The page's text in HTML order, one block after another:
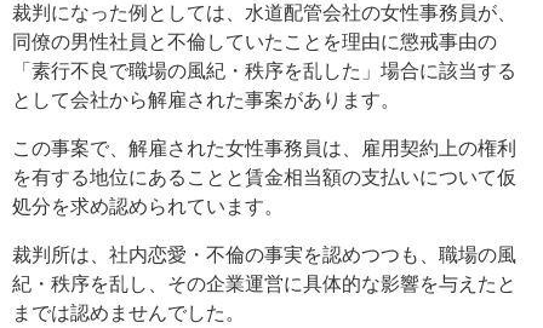
裁判になった例としては、水道配管会社の女性事務員が、
同僚の男性社員と不倫していたことを理由に懲戒事由の
「素行不良で職場の風紀・秩序を乱した」場合に該当する
として会社から解雇された事案があります。
この事案で、解雇された女性事務員は、雇用契約上の権利
を有する地位にあることと賃金相当額の支払いについて仮
処分を求め認められています。
裁判所は、社内恋愛・不倫の事実を認めつつも、職場の風
紀・秩序を乱し、その企業運営に具体的な影響を与えたと
までは認めませんでした。